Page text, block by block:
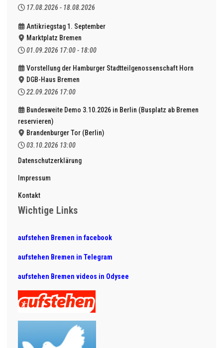
17.08.2026 - 18.08.2026
Antikriegstag 1. September
Marktplatz Bremen
01.09.2026 17:00 - 18:00
Vorstellung der Hamburger Stadtteilgenossenschaft Horn
DGB-Haus Bremen
22.09.2026 17:00
Bundesweite Demo 3.10.2026 in Berlin (Busplatz ab Bremen
reservieren)
Brandenburger Tor (Berlin)
03.10.2026 13:00
Datenschutzerklärung
Impressum
Kontakt
Wichtige Links
aufstehen Bremen in facebook
aufstehen Bremen in Telegram
aufstehen Bremen videos in Odysee